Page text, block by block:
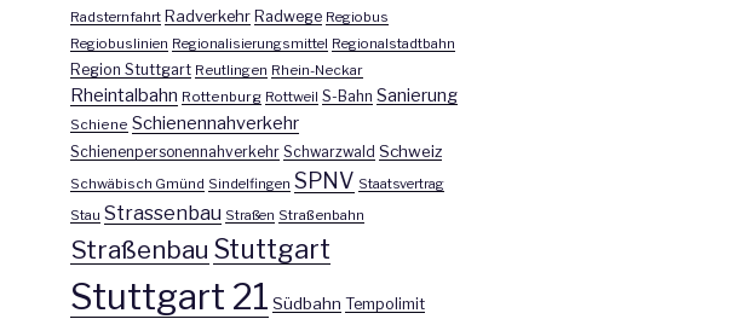
Radsternfahrt Radverkehr Radwege Regiobus
Regiobuslinien Regionalisierungsmittel Regionalstadtbahn
Region Stuttgart Reutlingen Rhein-Neckar
Rheintalbahn Rottenburg Rottweil S-Bahn Sanierung
Schiene Schienennahverkehr
Schienenpersonennahverkehr Schwarzwald Schweiz
Schwäbisch Gmünd Sindelfingen SPNV Staatsvertrag
Stau Strassenbau Straßen Straßenbahn
Straßenbau Stuttgart
Stuttgart 21 Südbahn Tempolimit